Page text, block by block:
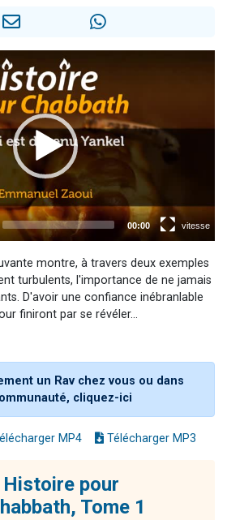
reste 49 places pour étudier en groupe sur Zoom
de donner son Maasser
de donner son Maasser
montre, à travers deux exemples
turbulents, l'importance de ne jamais
D'avoir une confiance inébranlable
finiront par se révéler...
un Rav chez vous ou dans
cliquez-ici
MP4 Télécharger MP3
Histoire pour
Tome 1